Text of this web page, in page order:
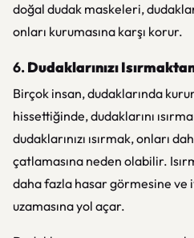
doğal dudak maskeleri,
onları kurumasına karşı korur.
6.Dudaklarınızı
Birçok insan, dudaklarında
hissettiğinde, dudaklarını
dudaklarınızı ısırmak, onları
çatlamasına neden olabilir.
daha fazla hasar görmesine ve
uzamasına yol açar.